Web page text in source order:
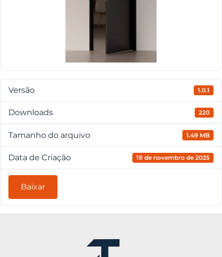
Versão 1.0.1
Downloads 220
Tamanho do arquivo 1.49 MB
Data de Criação 19 de novembro de 2025
Baixar